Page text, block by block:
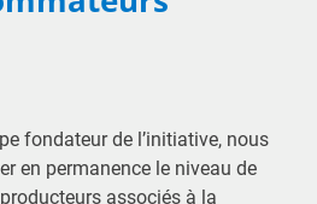
fondateur de l’initiative, nous
en permanence le niveau de
associés à la